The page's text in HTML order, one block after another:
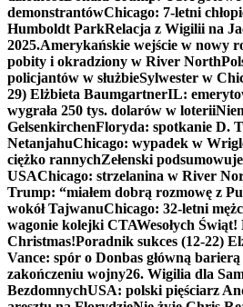
demonstrantówChicago: 7-letni
Humboldt ParkRelacja z Wigilii na
2025.Amerykańskie wejście w nowy
pobity i okradziony w River North
policjantów w służbieSylwester w
29) Elżbieta BaumgartnerIL:
wygrała 250 tys. dolarów w loterii
GelsenkirchenFloryda: spotkanie D.
NetanjahuChicago: wypadek w
ciężko rannychZełenski
USAChicago: strzelanina w River
Trump: “miałem dobrą rozmowę z
wokół TajwanuChicago: 32-letni
wagonie kolejki CTAWesołych
Christmas!Poradnik sukces (12-22)
Vance: spór o Donbas główną
zakończeniu wojny26. Wigilia dla
BezdomnychUSA: polski pięściarz